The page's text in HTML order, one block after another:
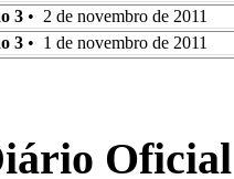
3 • 2 de novembro de 2011
3 • 1 de novembro de 2011
Oficial